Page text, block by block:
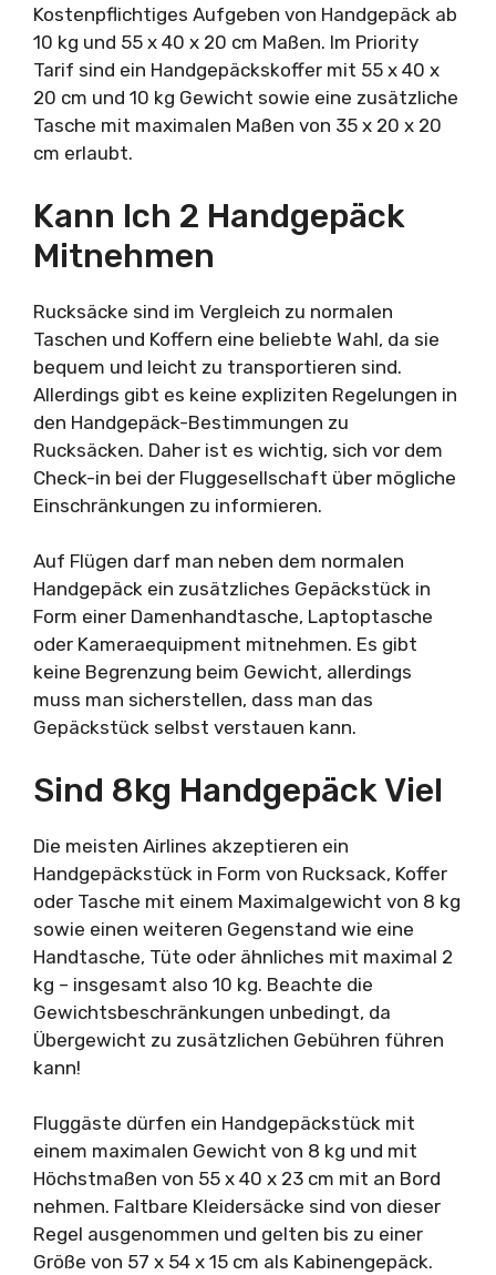
Kostenpflichtiges Aufgeben von Handgepäck ab
10 kg und 55 x 40 x 20 cm Maßen. Im Priority
Tarif sind ein Handgepäckskoffer mit 55 x 40 x
20 cm und 10 kg Gewicht sowie eine zusätzliche
Tasche mit maximalen Maßen von 35 x 20 x 20
cm erlaubt.
Kann Ich 2 Handgepäck
Mitnehmen
Rucksäcke sind im Vergleich zu normalen
Taschen und Koffern eine beliebte Wahl, da sie
bequem und leicht zu transportieren sind.
Allerdings gibt es keine expliziten Regelungen in
den Handgepäck-Bestimmungen zu
Rucksäcken. Daher ist es wichtig, sich vor dem
Check-in bei der Fluggesellschaft über mögliche
Einschränkungen zu informieren.
Auf Flügen darf man neben dem normalen
Handgepäck ein zusätzliches Gepäckstück in
Form einer Damenhandtasche, Laptoptasche
oder Kameraequipment mitnehmen. Es gibt
keine Begrenzung beim Gewicht, allerdings
muss man sicherstellen, dass man das
Gepäckstück selbst verstauen kann.
Sind 8kg Handgepäck Viel
Die meisten Airlines akzeptieren ein
Handgepäckstück in Form von Rucksack, Koffer
oder Tasche mit einem Maximalgewicht von 8 kg
sowie einen weiteren Gegenstand wie eine
Handtasche, Tüte oder ähnliches mit maximal 2
kg – insgesamt also 10 kg. Beachte die
Gewichtsbeschränkungen unbedingt, da
Übergewicht zu zusätzlichen Gebühren führen
kann!
Fluggäste dürfen ein Handgepäckstück mit
einem maximalen Gewicht von 8 kg und mit
Höchstmaßen von 55 x 40 x 23 cm mit an Bord
nehmen. Faltbare Kleidersäcke sind von dieser
Regel ausgenommen und gelten bis zu einer
Größe von 57 x 54 x 15 cm als Kabinengepäck.